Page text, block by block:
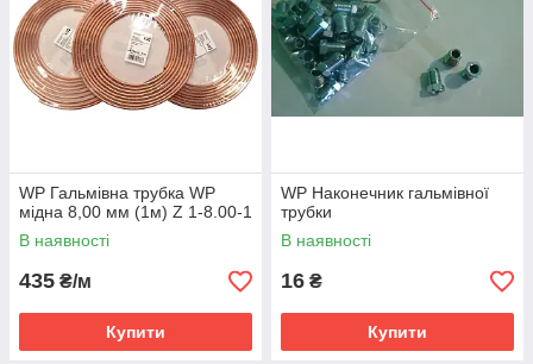
WP Гальмівна трубка WP
мідна 8,00 мм (1м) Z 1-8.00-1
В наявності
435 ₴/м
Купити
WP Наконечник гальмівної
трубки
В наявності
16 ₴
Купити